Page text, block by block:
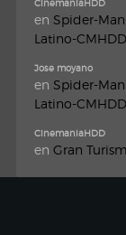
CinemaniaHDD
en Spider-
Latino-CMHDD
Jose moyano
en Spider-
Latino-CMHDD
CinemaniaHDD
en Gran